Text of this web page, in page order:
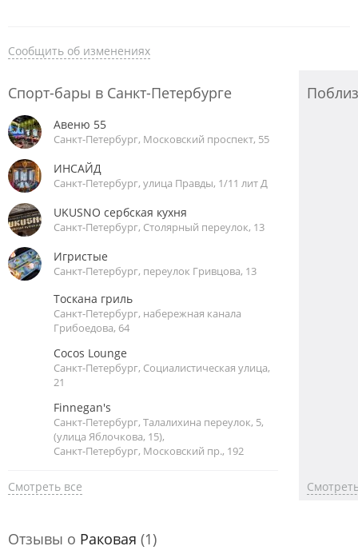
Сообщить об изменениях
Спорт-бары в Санкт-Петербурге
Авеню 55
Санкт-Петербург, Московский проспект, 55
ИНСАЙД
Санкт-Петербург, улица Правды, 1/11 лит Д
UKUSNO сербская кухня
Санкт-Петербург, Столярный переулок, 13
Игристые
Санкт-Петербург, переулок Гривцова, 13
Тоскана гриль
Санкт-Петербург, набережная канала
Грибоедова, 64
Cocos Lounge
Санкт-Петербург, Социалистическая улица,
21
Finnegan's
Санкт-Петербург, Талалихина переулок, 5,
(улица Яблочкова, 15),
Санкт-Петербург, Московский пр., 192
Смотреть все
Отзывы о Раковая (1)